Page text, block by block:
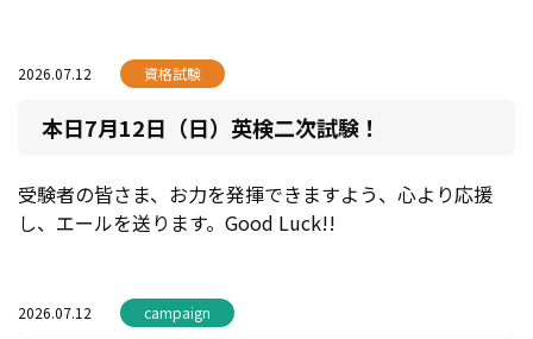
2026.07.12 資格試験
本日7月12日（日）英検二次試験！
受験者の皆さま、お力を発揮できますよう、心より応援
し、エールを送ります。Good Luck!!
2026.07.12 campaign